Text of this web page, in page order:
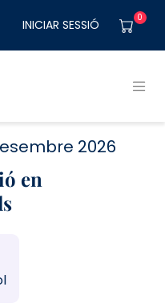
User
INICIAR SESSIÓ 0
2026
en